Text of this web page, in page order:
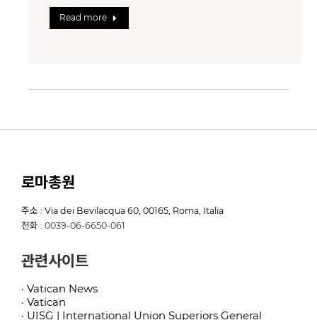
Read more
로마총원
주소 : Via dei Bevilacqua 60, 00165, Roma, Italia
전화 : 0039-06-6650-061
관련사이트
· Vatican News
· Vatican
· UISG | International Union Superiors General